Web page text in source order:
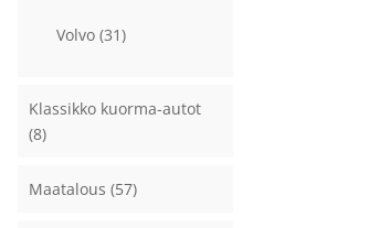
Volvo (31)
Klassikko kuorma-autot
(8)
Maatalous (57)